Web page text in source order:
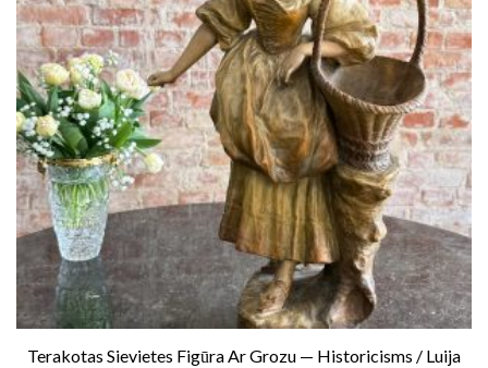
Terakotas Sievietes Figūra Ar Grozu — Historicisms / Luija